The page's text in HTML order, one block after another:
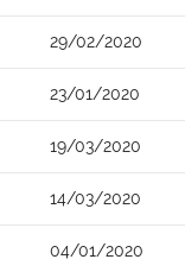
29/02/2020
23/01/2020
19/03/2020
14/03/2020
04/01/2020